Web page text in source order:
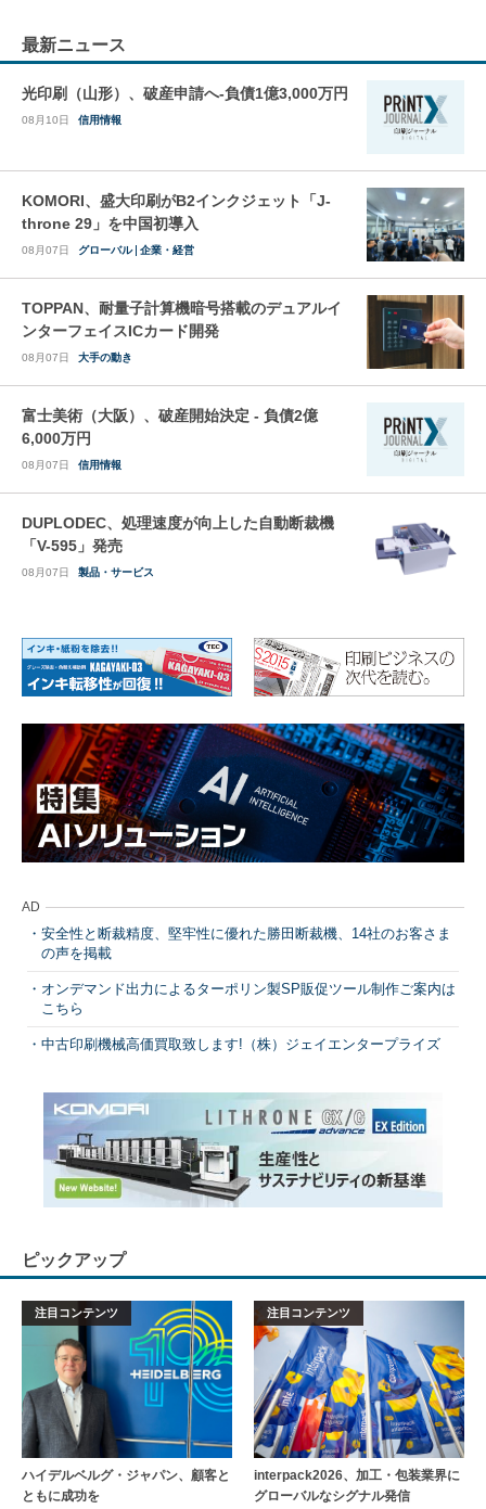
最新ニュース
光印刷（山形）、破産申請へ-負債1億3,000万円
08月10日 信用情報
KOMORI、盛大印刷がB2インクジェット「J-
throne 29」を中国初導入
08月07日 グローバル 企業・経営
TOPPAN、耐量子計算機暗号搭載のデュアルイ
ンターフェイスICカード開発
08月07日 大手の動き
富士美術（大阪）、破産開始決定 - 負債2億
6,000万円
08月07日 信用情報
DUPLODEC、処理速度が向上した自動断裁機
「V-595」発売
08月07日 製品・サービス
AD
安全性と断裁精度、堅牢性に優れた勝田断裁機、14社のお客さま
の声を掲載
オンデマンド出力によるターポリン製SP販促ツール制作ご案内は
こちら
中古印刷機械高価買取致します!（株）ジェイエンタープライズ
ピックアップ
注目コンテンツ
ハイデルベルグ・ジャパン、顧客と
ともに成功を
注目コンテンツ
interpack2026、加工・包装業界に
グローバルなシグナル発信